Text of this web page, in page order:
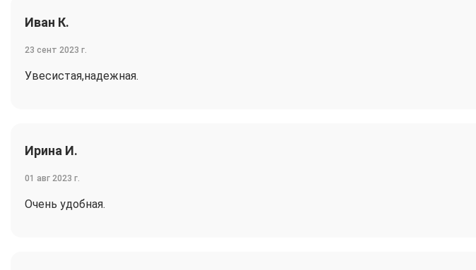
Иван К.
23 сент 2023 г.
Увесистая,надежная.
Ирина И.
01 авг 2023 г.
Очень удобная.